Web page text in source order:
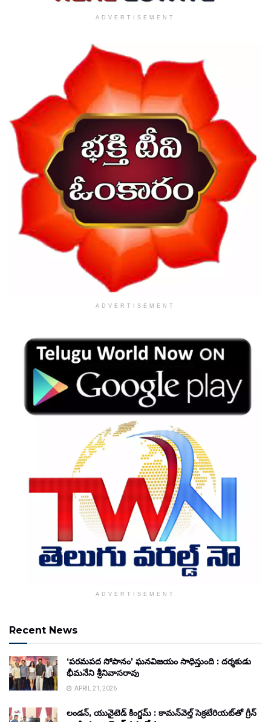
ADVERTISEMENT
ADVERTISEMENT
ADVERTISEMENT
Recent News
‘పరమపద సోపానం’ ఘనవిజయం సాధిస్తుంది : దర్శకుడు
భీమనేని శ్రీనివాసరావు
APRIL 21, 2026
లండన్, యునైటెడ్ కింగ్డమ్ : కామన్‌వెల్త్ సెక్రటేరియట్‌తో గ్రీన్